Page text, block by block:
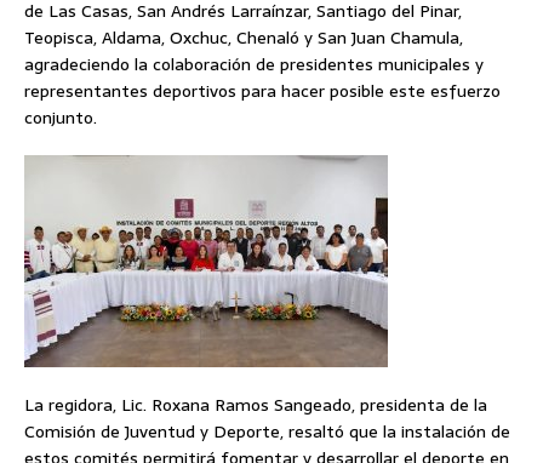
de Las Casas, San Andrés Larraínzar, Santiago del Pinar,
Teopisca, Aldama, Oxchuc, Chenaló y San Juan Chamula,
agradeciendo la colaboración de presidentes municipales y
representantes deportivos para hacer posible este esfuerzo
conjunto.
La regidora, Lic. Roxana Ramos Sangeado, presidenta de la
Comisión de Juventud y Deporte, resaltó que la instalación de